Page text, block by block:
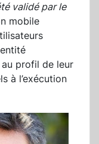
validé par le
mobile
au profil de leur
à l’exécution